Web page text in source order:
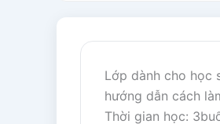
Lớp dành cho học
hướng dẫn cách
Thời gian học: